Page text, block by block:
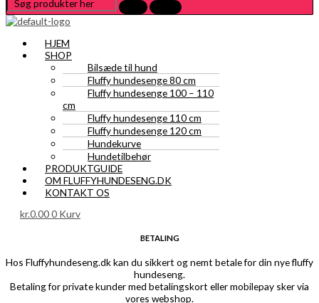
HJEM
SHOP
Bilsæde til hund
Fluffy hundesenge 80 cm
Fluffy hundesenge 100 – 110
cm
Fluffy hundesenge 110 cm
Fluffy hundesenge 120 cm
Hundekurve
Hundetilbehør
PRODUKTGUIDE
OM FLUFFYHUNDESENG.DK
KONTAKT OS
kr.0.000 Kurv
BETALING
Hos Fluffyhundeseng.dk kan du sikkert og nemt betale for din nye fluffy
hundeseng.
Betaling for private kunder med betalingskort eller mobilepay sker via
vores webshop.